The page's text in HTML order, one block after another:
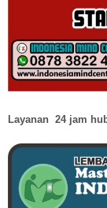
Layanan 24 jam